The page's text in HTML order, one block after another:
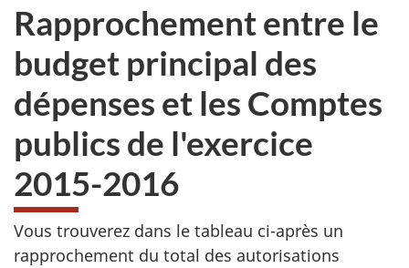
Rapprochement entre le
budget principal des
dépenses et les Comptes
publics de l'exercice
2015-2016
Vous trouverez dans le tableau ci-après un
rapprochement du total des autorisations